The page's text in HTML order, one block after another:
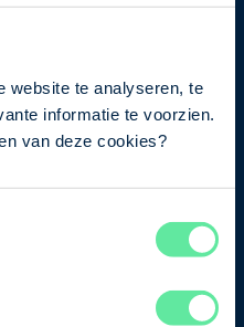
website te analyseren, te
informatie te voorzien.
van deze cookies?